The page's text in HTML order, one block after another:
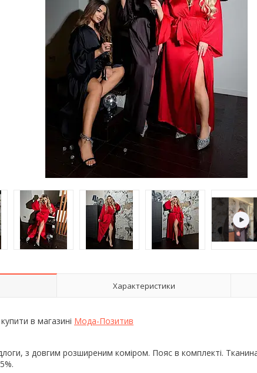
Характеристики
купити в магазині Мода-Позитив
з довгим розширеним коміром. Пояс в комплекті.